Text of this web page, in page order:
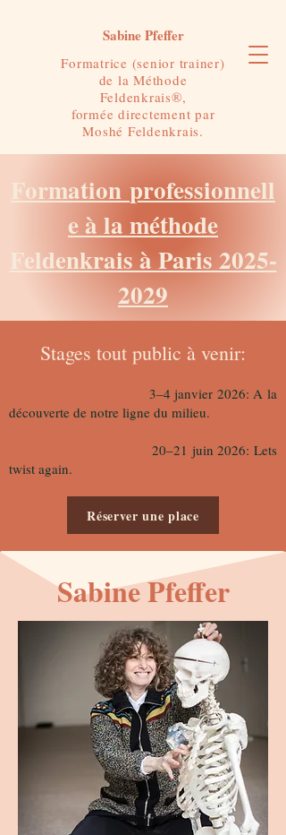
Sabine Pfeffer
Formatrice (senior trainer)
de la Méthode
Feldenkrais®,
formée directement par
Moshé Feldenkrais.
Formation professionnell
e à la méthode
Feldenkrais à Paris 2025-
2029
Stages tout public à venir:
3–4 janvier 2026: A la
découverte de notre ligne du milieu.
20–21 juin 2026: Lets
twist again.
Réserver une place
Sabine Pfeffer